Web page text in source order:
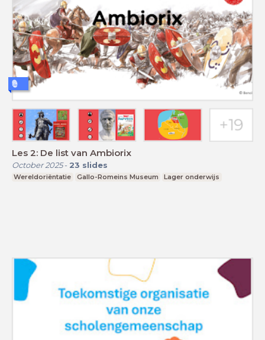
Les 2: De list van Ambiorix
October 2025- 23 slides
Wereldoriëntatie Gallo-Romeins Museum Lager onderwijs